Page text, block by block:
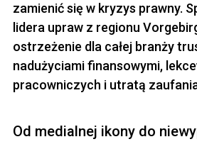
zamienić się w kryzys prawny.
lidera upraw z regionu
ostrzeżenie dla całej branży
nadużyciami finansowymi,
pracowniczych i utratą
Od medialnej ikony do